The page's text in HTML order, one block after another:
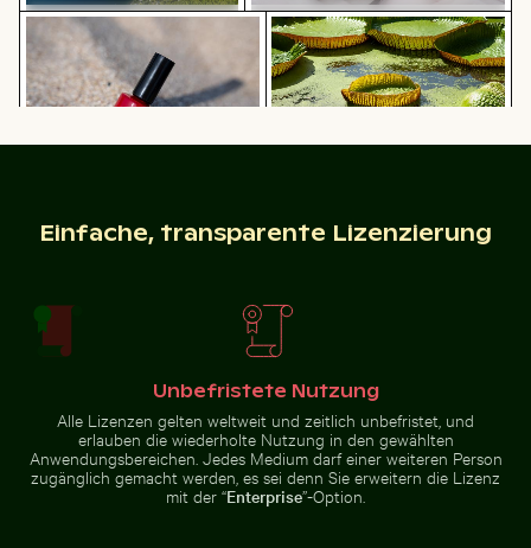
Luftaufnahme des Petit Piton
und der umliegenden Bucht
Feierlicher Schokoladenkuchen mit
Wunderkerze
Roter Nagellack auf SandstrandRiesenseerosen in einer
Mit Frost bedecktes Gras in Malerische Aussicht auf die Insel
Schilf am ruhigen Seeufer bei Dämmerung
Einfache, transparente Lizenzierung
Unbefristete Nutzung
Alle Lizenzen gelten weltweit und zeitlich unbefristet, und
erlauben die wiederholte Nutzung in den gewählten
Anwendungsbereichen. Jedes Medium darf einer weiteren Person
zugänglich gemacht werden, es sei denn Sie erweitern die Lizenz
mit der “Enterprise”-Option.